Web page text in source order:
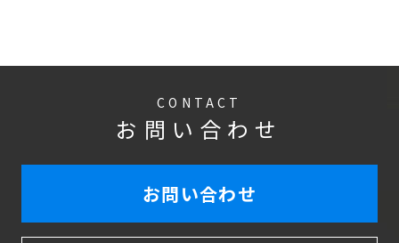
CONTACT
お問い合わせ
お問い合わせ